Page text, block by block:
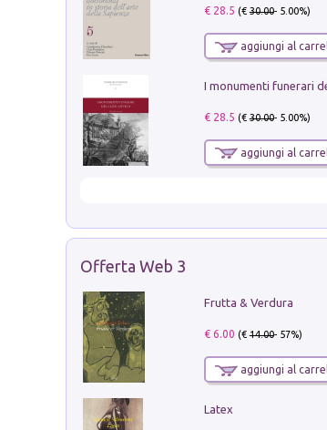
€ 28.5 (€30.00- 5.00%)
aggiungi al
€ 28.5 (€30.00- 5.00%)
aggiungi al
Offerta Web 3
Frutta & Verdura
€ 6.00 (€14.00- 57%)
aggiungi al
Latex